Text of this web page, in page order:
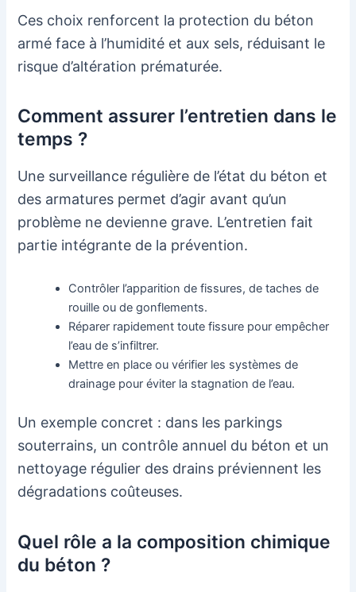
Ces choix renforcent la protection du béton
armé face à l’humidité et aux sels, réduisant le
risque d’altération prématurée.
Comment assurer l’entretien dans le
temps ?
Une surveillance régulière de l’état du béton et
des armatures permet d’agir avant qu’un
problème ne devienne grave. L’entretien fait
partie intégrante de la prévention.
Contrôler l’apparition de fissures, de taches de
rouille ou de gonflements.
Réparer rapidement toute fissure pour empêcher
l’eau de s’infiltrer.
Mettre en place ou vérifier les systèmes de
drainage pour éviter la stagnation de l’eau.
Un exemple concret : dans les parkings
souterrains, un contrôle annuel du béton et un
nettoyage régulier des drains préviennent les
dégradations coûteuses.
Quel rôle a la composition chimique
du béton ?